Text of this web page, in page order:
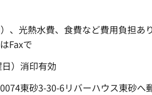
、光熱水費、食費など費用負担あ
Faxで
日）消印有効
0074東砂3-30-6リバーハウス東砂